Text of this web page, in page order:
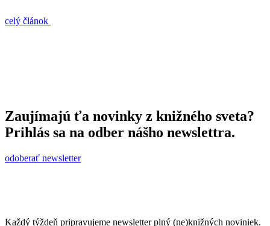
celý článok
Zaujímajú ťa novinky z knižného sveta?
Prihlás sa na odber nášho newslettra.
odoberať newsletter
Každý týždeň pripravujeme newsletter plný (ne)knižných noviniek.